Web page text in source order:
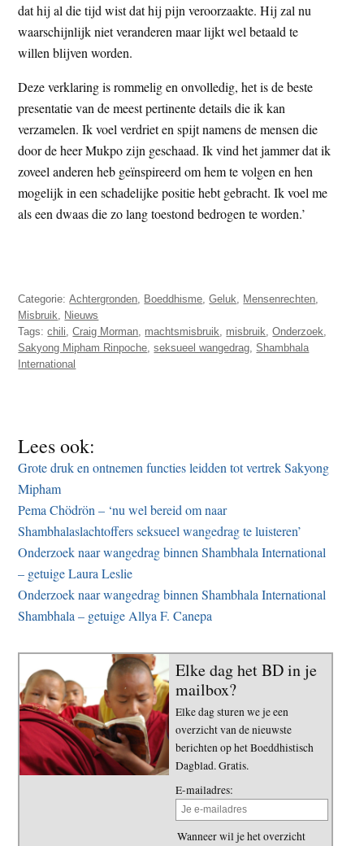
dat hij al die tijd wist dat hij pijn veroorzaakte. Hij zal nu
waarschijnlijk niet veranderen maar lijkt wel betaald te
willen blijven worden.
Deze verklaring is rommelig en onvolledig, het is de beste
presentatie van de meest pertinente details die ik kan
verzamelen. Ik voel verdriet en spijt namens de mensen die
door de heer Mukpo zijn geschaad. Ik vind het jammer dat ik
zoveel anderen heb geïnspireerd om hem te volgen en hen
mogelijk in een schadelijke positie hebt gebracht. Ik voel me
als een dwaas die zo lang toestond bedrogen te worden.’
Categorie:Achtergronden Boeddhisme ,Geluk Mensenrechten
Misbruik
Nieuws
Tags:chili ,Craig Morman machtsmisbruik misbruik ,Onderzoek
Sakyong Mipham Rinpoche ,seksueel wangedrag ,Shambhala
International
Lees ook:
Grote druk en ontnemen functies leidden tot vertrek Sakyong
Mipham
Pema Chödrön – ‘nu wel bereid om naar
Shambhalaslachtoffers seksueel wangedrag te luisteren’
Onderzoek naar wangedrag binnen Shambhala International
– getuige Laura Leslie
Onderzoek naar wangedrag binnen Shambhala International
Shambhala – getuige Allya F. Canepa
Elke dag het BD in je
mailbox?
Elke dag sturen we je een
overzicht van de nieuwste
berichten op het Boeddhistisch
Dagblad. Gratis.
E-mailadres:
Wanneer wil je het overzicht